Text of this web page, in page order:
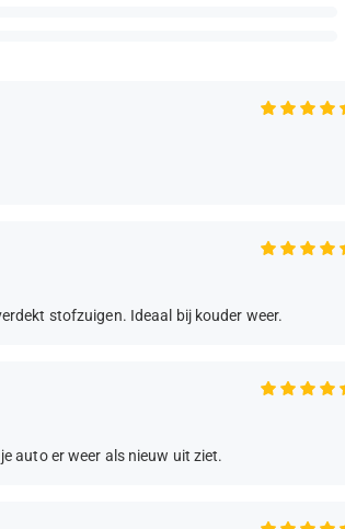
stofzuigen. Ideaal bij kouder weer.
auto er weer als nieuw uit ziet.